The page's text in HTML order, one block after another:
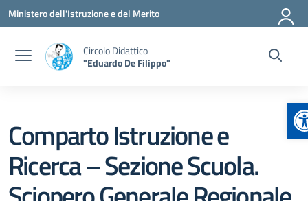
Vai ai contenuti
Vai al menu di navigazione
Vai al footer
Ministero dell'Istruzione e del Merito
Circolo Didattico
"Eduardo De Filippo"
Comparto Istruzione e
Ricerca – Sezione Scuola.